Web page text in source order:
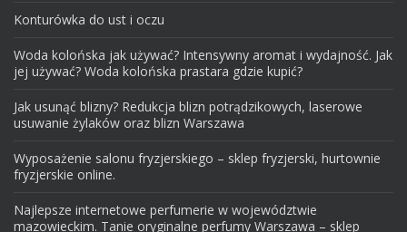
Konturówka do ust i oczu
Woda kolońska jak używać? Intensywny aromat i wydajność. Jak
jej używać? Woda kolońska prastara gdzie kupić?
Jak usunąć blizny? Redukcja blizn potrądzikowych, laserowe
usuwanie żylaków oraz blizn Warszawa
Wyposażenie salonu fryzjerskiego – sklep fryzjerski, hurtownie
fryzjerskie online.
Najlepsze internetowe perfumerie w województwie
mazowieckim. Tanie oryginalne perfumy Warszawa – sklep